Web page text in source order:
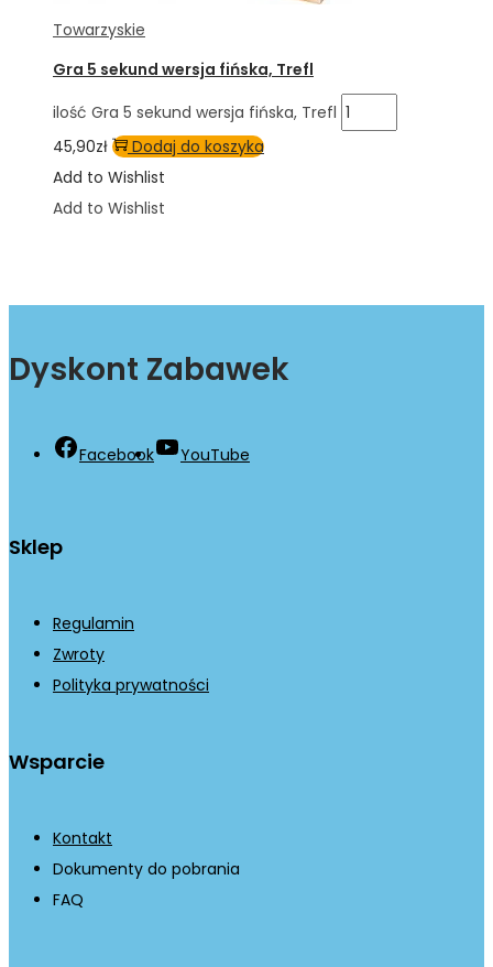
Towarzyskie
Gra 5 sekund wersja fińska, Trefl
ilość Gra 5 sekund wersja fińska, Trefl
45,90zł
Dodaj do koszyka
Add to Wishlist
Add to Wishlist
Dyskont Zabawek
Facebook YouTube
Sklep
Regulamin
Zwroty
Polityka prywatności
Wsparcie
Kontakt
Dokumenty do pobrania
FAQ